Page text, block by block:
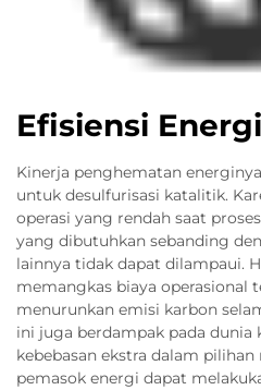
Efisiensi Energi
Kinerja penghematan
untuk desulfurisasi katalitik.
operasi yang rendah saat
yang dibutuhkan sebanding
lainnya tidak dapat dilampaui.
memangkas biaya operasional
menurunkan emisi karbon
ini juga berdampak pada
kebebasan ekstra dalam
pemasok energi dapat